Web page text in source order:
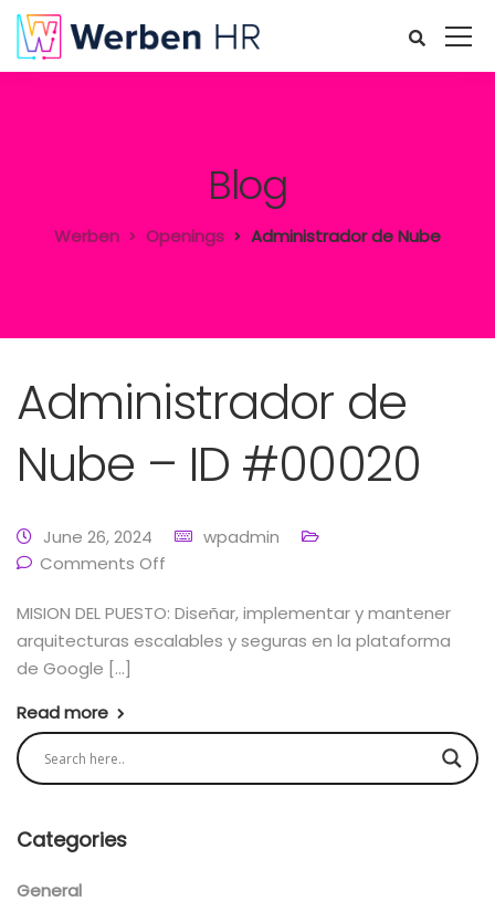
Blog
Werben Openings Administrador de Nube
Administrador de
Nube – ID #00020
June 26, 2024
wpadmin
Comments Off
MISION DEL PUESTO: Diseñar, implementar y mantener
arquitecturas escalables y seguras en la plataforma
de Google […]
Read more
Categories
General